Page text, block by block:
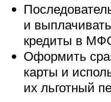
и
кредиты в
Оформить
карты и
их льготный